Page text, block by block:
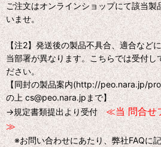
ご注文はオンラインショップにて該当
いませ。
【注2】発送後の製品不具合、適合など
当部署が異なります。こちらでは受付し
ださい。
【同封の製品案内(http://peo.nara.jp/
の上 cs@peo.nara.jpまで】
→規定書類提出より受付≪当 問合せ
≫
※お問い合わせにあたり、弊社FAQに